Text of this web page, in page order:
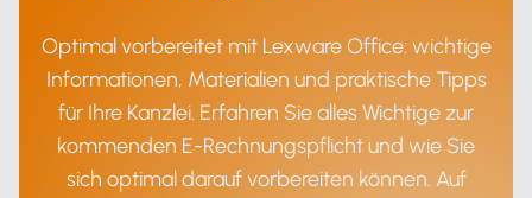
Optimal vorbereitet mit Lexware Office: wichtige
Informationen, Materialien und praktische Tipps
für Ihre Kanzlei. Erfahren Sie alles Wichtige zur
kommenden E-Rechnungspflicht und wie Sie
sich optimal darauf vorbereiten können. Auf